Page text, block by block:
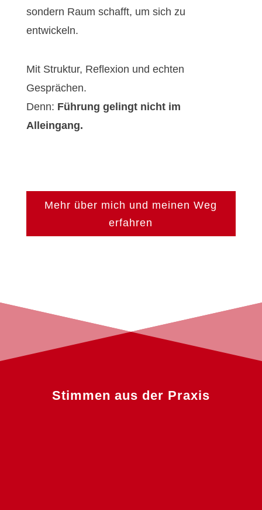
sondern Raum schafft, um sich zu
entwickeln.
Mit Struktur, Reflexion und echten
Gesprächen.
Denn: Führung gelingt nicht im
Alleingang.
Mehr über mich und meinen Weg
erfahren
Stimmen aus der Praxis